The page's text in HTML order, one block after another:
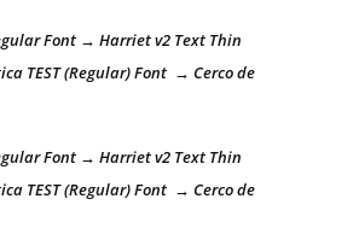
Font → Harriet v2 Text Thin
TEST (Regular) Font → Cerco de
Font → Harriet v2 Text Thin
TEST (Regular) Font → Cerco de